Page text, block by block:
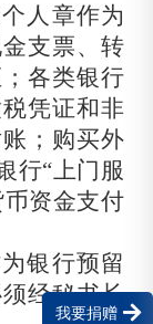
我要捐赠
人章作为
支票、转
各类银行
税凭证和非
；购买外
行“上门服
资金支付
银行预留
经秘书长